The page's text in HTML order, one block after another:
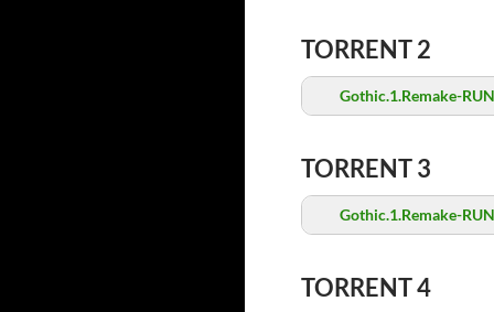
TORRENT 2
Gothic.1.Remake-
TORRENT 3
Gothic.1.Remake-
TORRENT 4